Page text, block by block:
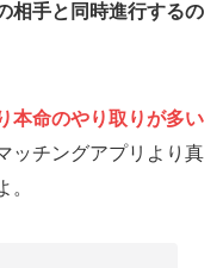
相手と同時進行するの
本命のやり取りが多い
ッチングアプリより真
。